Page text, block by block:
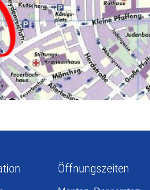
Öffnungszeiten